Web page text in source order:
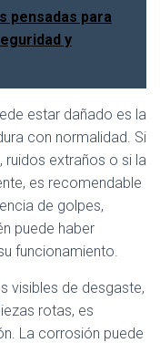
pensadas para
y
estar dañado es la
con normalidad. Si
ruidos extraños o si la
es recomendable
de golpes,
puede haber
funcionamiento.
visibles de desgaste,
rotas, es
La corrosión puede